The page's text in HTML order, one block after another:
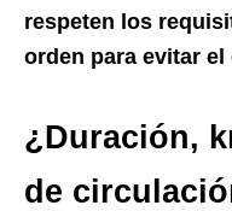
respeten los
orden para evitar
¿Duración,
de